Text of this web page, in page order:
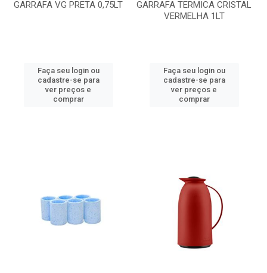
GARRAFA VG PRETA 0,75LT
Faça seu login ou
cadastre-se para
ver preços e
comprar
GARRAFA TERMICA CRISTAL
VERMELHA 1LT
Faça seu login ou
cadastre-se para
ver preços e
comprar